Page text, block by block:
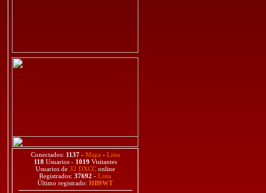
Conectados: 1137- Mapa - Lista
118Usuarios - 1019 Visitantes
Usuarios de 32 DXCConline
Registrados: 37692 - Lista
Último registrado: HB9WT